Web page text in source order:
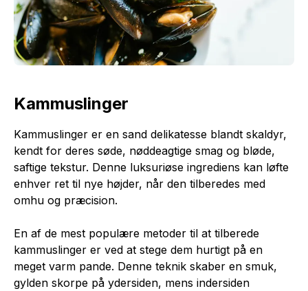
Kammuslinger
Kammuslinger er en sand delikatesse blandt skaldyr,
kendt for deres søde, nøddeagtige smag og bløde,
saftige tekstur. Denne luksuriøse ingrediens kan løfte
enhver ret til nye højder, når den tilberedes med
omhu og præcision.
En af de mest populære metoder til at tilberede
kammuslinger er ved at stege dem hurtigt på en
meget varm pande. Denne teknik skaber en smuk,
gylden skorpe på ydersiden, mens indersiden